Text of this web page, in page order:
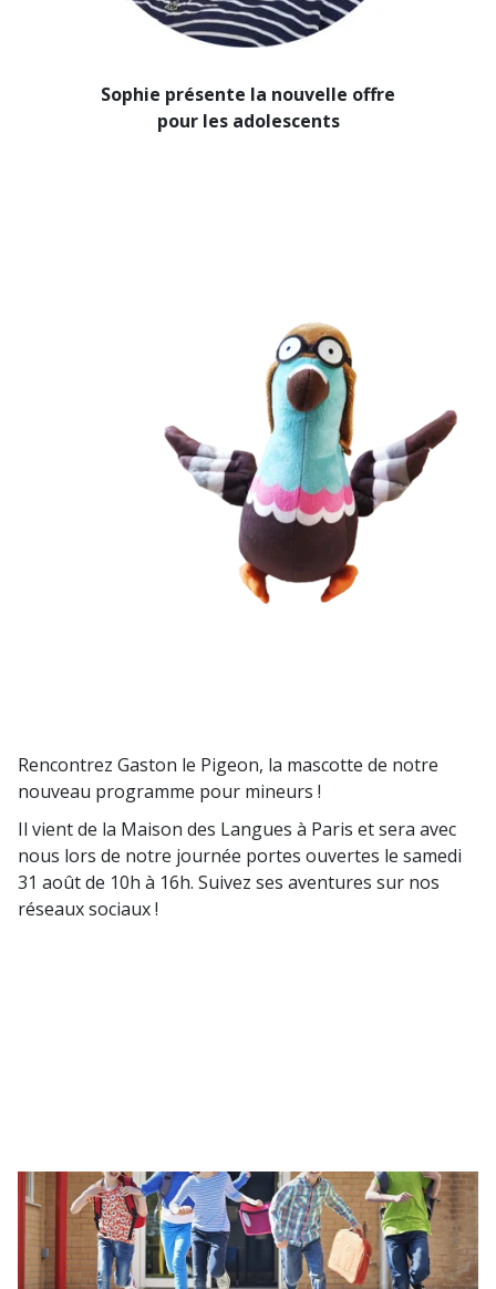
Sophie présente la nouvelle offre
pour les adolescents
Rencontrez Gaston le Pigeon, la mascotte de notre
nouveau programme pour mineurs !
Il vient de la Maison des Langues à Paris et sera avec
nous lors de notre journée portes ouvertes le samedi
31 août de 10h à 16h. Suivez ses aventures sur nos
réseaux sociaux !